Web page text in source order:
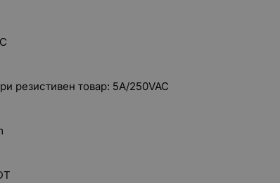
резистивен товар: 5A/250VAC